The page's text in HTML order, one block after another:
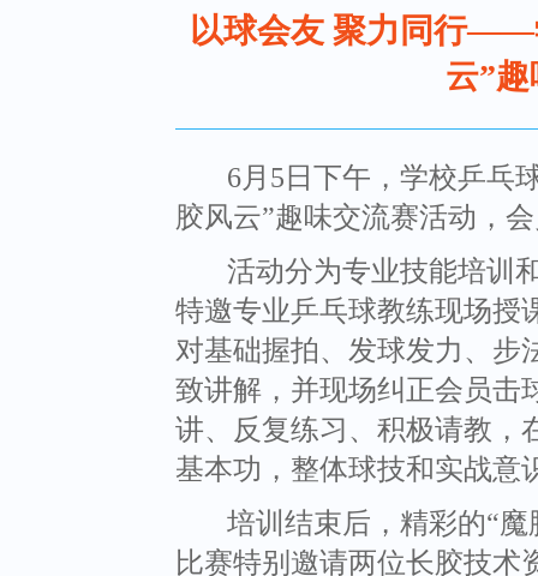
以球会友 聚力同行——
云”
6月5日下午，学校乒乓
胶风云”趣味交流赛活动，
活动分为专业技能培训
特邀专业乒乓球教练现场授
对基础握拍、发球发力、步
致讲解，并现场纠正会员击
讲、反复练习、积极请教，
基本功，整体球技和实战意
培训结束后，精彩的“
比赛特别邀请两位长胶技术